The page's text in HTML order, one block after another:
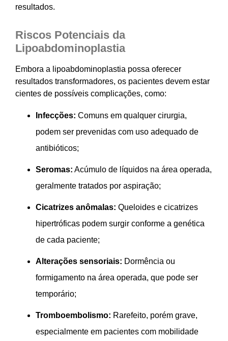
resultados.
Riscos Potenciais da
Lipoabdominoplastia
Embora a lipoabdominoplastia possa oferecer
resultados transformadores, os pacientes devem estar
cientes de possíveis complicações, como:
Infecções: Comuns em qualquer cirurgia,
podem ser prevenidas com uso adequado de
antibióticos;
Seromas: Acúmulo de líquidos na área operada,
geralmente tratados por aspiração;
Cicatrizes anômalas: Queloides e cicatrizes
hipertróficas podem surgir conforme a genética
de cada paciente;
Alterações sensoriais: Dormência ou
formigamento na área operada, que pode ser
temporário;
Tromboembolismo: Rarefeito, porém grave,
especialmente em pacientes com mobilidade